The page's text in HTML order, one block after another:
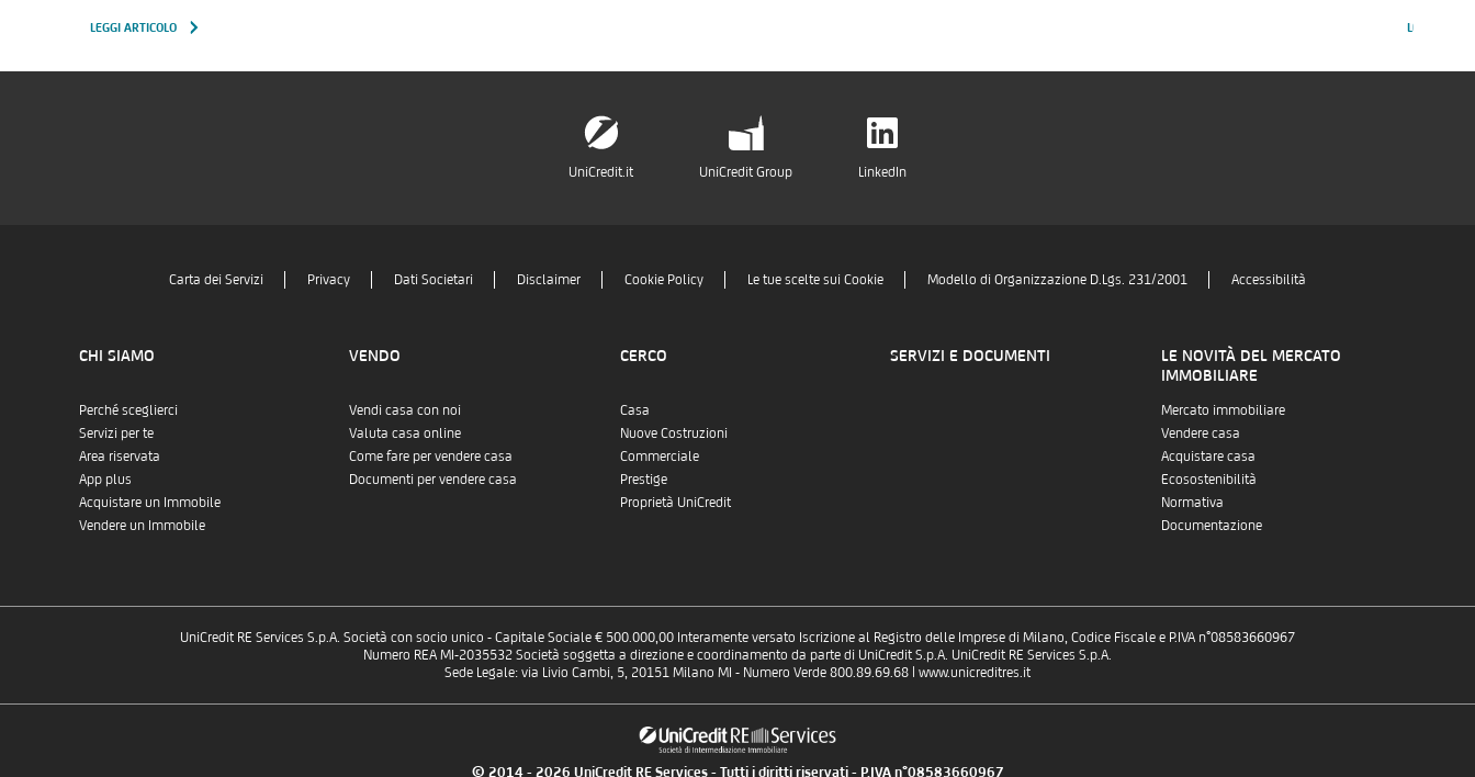
LEGGI ARTICOLO LEGGI
UniCredit.it UniCredit Group LinkedIn
Carta dei Servizi Privacy Dati Societari Disclaimer Cookie Policy Le tue scelte sui Cookie Modello di Organizzazione D.Lgs. 231/2001 Accessibilità
CHI SIAMO
Perché sceglierci
Servizi per te
Area riservata
App plus
Acquistare un Immobile
Vendere un Immobile
VENDO
Vendi casa con noi
Valuta casa online
Come fare per vendere casa
Documenti per vendere casa
CERCO
Casa
Nuove Costruzioni
Commerciale
Prestige
Proprietà UniCredit
SERVIZI E DOCUMENTI
LE NOVITÀ DEL MERCATO
IMMOBILIARE
Mercato immobiliare
Vendere casa
Acquistare casa
Ecosostenibilità
Normativa
Documentazione
UniCredit RE Services S.p.A. Società con socio unico - Capitale Sociale € 500.000,00 Interamente versato Iscrizione al Registro delle Imprese di Milano, Codice Fiscale e P.IVA n°08583660967
Numero REA MI-2035532 Società soggetta a direzione e coordinamento da parte di UniCredit S.p.A. UniCredit RE Services S.p.A.
Sede Legale: via Livio Cambi, 5, 20151 Milano MI - Numero Verde 800.89.69.68 | www.unicreditres.it
© 2014 - 2026 UniCredit RE Services - Tutti i diritti riservati - P.IVA n°08583660967